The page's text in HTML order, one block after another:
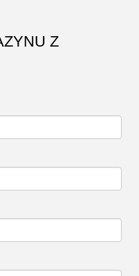
Z